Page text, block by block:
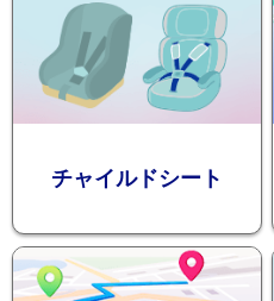
チャイルドシート